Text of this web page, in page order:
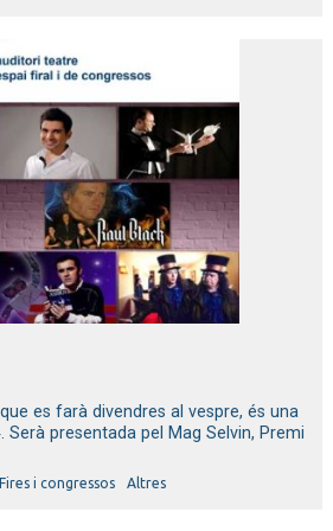
es farà divendres al vespre, és una
Serà presentada pel Mag Selvin, Premi
Fires i congressos Altres